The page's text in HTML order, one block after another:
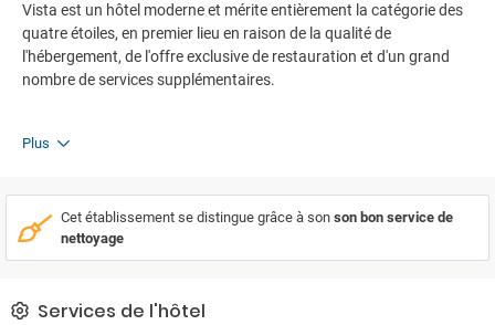
Vista est un hôtel moderne et mérite entièrement la catégorie des
quatre étoiles, en premier lieu en raison de la qualité de
l'hébergement, de l'offre exclusive de restauration et d'un grand
nombre de services supplémentaires.
Plus
Cet établissement se distingue grâce à son son bon service de
nettoyage
Services de l'hôtel